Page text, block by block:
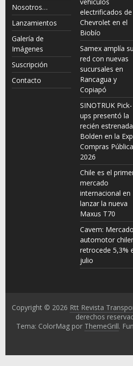
Nosotros…
Lanzamientos
Galería de
Imágenes
Suscripción
Contacto
electrificados de
Chevrolet en el
Biobío
Samex amplía su
red con nuevas
sucursales en
Rancagua y
Copiapó
SINOTRUK Pick-
ups presentó la
recién estrenada
Bolden en la
Compras
2026
Chile es el
mercado
internacional en
lanzar la nueva
Maxus T70
Cavem: Mercado
automotor
retrocede 5,3%
julio
Copyright © 2026 Rtt Revista
derechos
Tema: ColorMag por ThemeGrill.